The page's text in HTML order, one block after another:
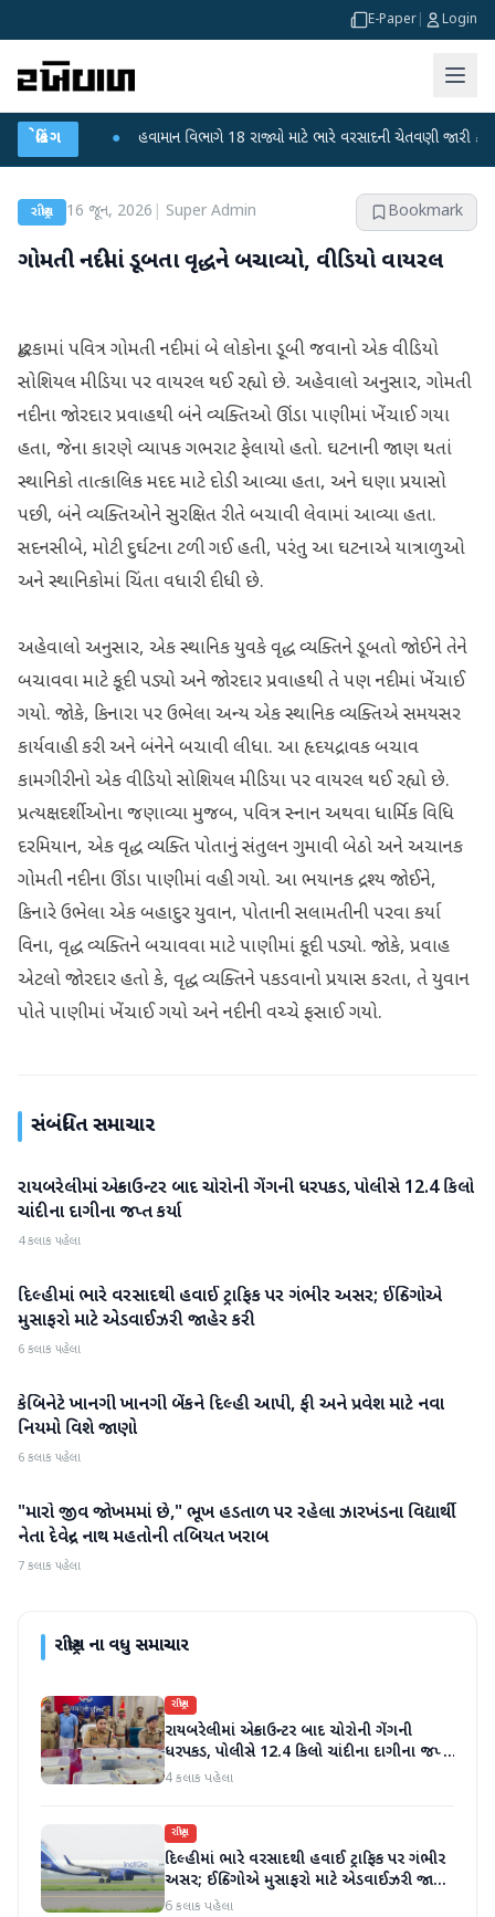
E-Paper Login
બ્રેકિંગ
ફફડાટ હવામાન વિભાગે 18 રાજ્યો માટે ભારે વરસાદની ચેતવણી જારી કરી ●
રાષ્ટ્રીય 16 જૂન, 2026 Super Admin Bookmark
ગોમતી નદીમાં ડૂબતા વૃદ્ધને બચાવ્યો, વીડિયો વાયરલ
દ્વારકામાં પવિત્ર ગોમતી નદીમાં બે લોકોના ડૂબી જવાનો એક વીડિયો
સોશિયલ મીડિયા પર વાયરલ થઈ રહ્યો છે. અહેવાલો અનુસાર, ગોમતી
નદીના જોરદાર પ્રવાહથી બંને વ્યક્તિઓ ઊંડા પાણીમાં ખેંચાઈ ગયા
હતા, જેના કારણે વ્યાપક ગભરાટ ફેલાયો હતો. ઘટનાની જાણ થતાં
સ્થાનિકો તાત્કાલિક મદદ માટે દોડી આવ્યા હતા, અને ઘણા પ્રયાસો
પછી, બંને વ્યક્તિઓને સુરક્ષિત રીતે બચાવી લેવામાં આવ્યા હતા.
સદનસીબે, મોટી દુર્ઘટના ટળી ગઈ હતી, પરંતુ આ ઘટનાએ યાત્રાળુઓ
અને સ્થાનિકોમાં ચિંતા વધારી દીધી છે.
અહેવાલો અનુસાર, એક સ્થાનિક યુવકે વૃદ્ધ વ્યક્તિને ડૂબતો જોઈને તેને
બચાવવા માટે કૂદી પડ્યો અને જોરદાર પ્રવાહથી તે પણ નદીમાં ખેંચાઈ
ગયો. જોકે, કિનારા પર ઉભેલા અન્ય એક સ્થાનિક વ્યક્તિએ સમયસર
કાર્યવાહી કરી અને બંનેને બચાવી લીધા. આ હૃદયદ્રાવક બચાવ
કામગીરીનો એક વીડિયો સોશિયલ મીડિયા પર વાયરલ થઈ રહ્યો છે.
પ્રત્યક્ષદર્શીઓના જણાવ્યા મુજબ, પવિત્ર સ્નાન અથવા ધાર્મિક વિધિ
દરમિયાન, એક વૃદ્ધ વ્યક્તિ પોતાનું સંતુલન ગુમાવી બેઠો અને અચાનક
ગોમતી નદીના ઊંડા પાણીમાં વહી ગયો. આ ભયાનક દ્રશ્ય જોઈને,
કિનારે ઉભેલા એક બહાદુર યુવાન, પોતાની સલામતીની પરવા કર્યા
વિના, વૃદ્ધ વ્યક્તિને બચાવવા માટે પાણીમાં કૂદી પડ્યો. જોકે, પ્રવાહ
એટલો જોરદાર હતો કે, વૃદ્ધ વ્યક્તિને પકડવાનો પ્રયાસ કરતા, તે યુવાન
પોતે પાણીમાં ખેંચાઈ ગયો અને નદીની વચ્ચે ફસાઈ ગયો.
સંબંધિત સમાચાર
રાષ્ટ્રીય
રાયબરેલીમાં એન્કાઉન્ટર બાદ ચોરોની ગેંગની ધરપકડ, પોલીસે 12.4 કિલો
ચાંદીના દાગીના જપ્ત કર્યા
4 કલાક પહેલા
રાષ્ટ્રીય
દિલ્હીમાં ભારે વરસાદથી હવાઈ ટ્રાફિક પર ગંભીર અસર; ઈન્ડિગોએ
મુસાફરો માટે એડવાઈઝરી જાહેર કરી
6 કલાક પહેલા
રાષ્ટ્રીય
કેબિનેટે ખાનગી ખાનગી બેંકને દિલ્હી આપી, ફી અને પ્રવેશ માટે નવા
નિયમો વિશે જાણો
6 કલાક પહેલા
રાષ્ટ્રીય
"મારો જીવ જોખમમાં છે," ભૂખ હડતાળ પર રહેલા ઝારખંડના વિદ્યાર્થી
નેતા દેવેન્દ્ર નાથ મહતોની તબિયત ખરાબ
7 કલાક પહેલા
રાષ્ટ્રીયના વધુ સમાચાર
રાષ્ટ્રીય
રાયબરેલીમાં એન્કાઉન્ટર બાદ ચોરોની ગેંગની
ધરપકડ, પોલીસે 12.4 કિલો ચાંદીના દાગીના જપ્ત
કર્યા
4 કલાક પહેલા
રાષ્ટ્રીય
દિલ્હીમાં ભારે વરસાદથી હવાઈ ટ્રાફિક પર ગંભીર
અસર; ઈન્ડિગોએ મુસાફરો માટે એડવાઈઝરી જાહેર
કરી
6 કલાક પહેલા